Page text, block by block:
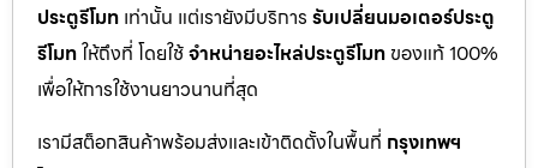
ประตูรีโมท เท่านั้น แต่เรายังมีบริการ รับเปลี่ยนมอเตอร์ประตู
รีโมทให้ถึงที่ โดยใช้จำหน่ายอะไหล่ประตูรีโมท ของแท้ 100%
เพื่อให้การใช้งานยาวนานที่สุด
เรามีสต็อกสินค้าพร้อมส่งและเข้าติดตั้งในพื้นที่ กรุงเทพฯ